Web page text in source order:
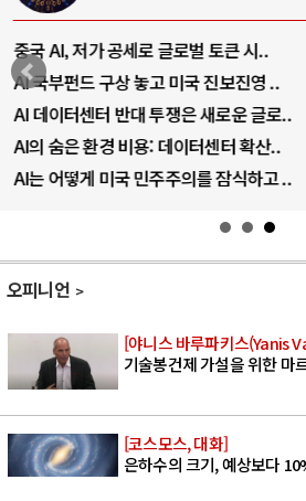
중국 AI, 저가 공세로 글로벌 토큰 시..
AI 국부펀드 구상 놓고 미국 진보진영 ..
AI 데이터센터 반대 투쟁은 새로운 글로..
AI의 숨은 환경 비용: 데이터센터 확산..
AI는 어떻게 미국 민주주의를 잠식하고 ..
오피니언
[야니스 바루파키스(Yanis
기술봉건제 가설을 위한 마
[코스모스, 대화]
은하수의 크기, 예상보다